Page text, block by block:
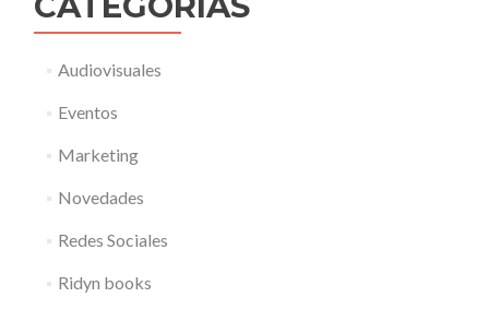
Audiovisuales
Eventos
Marketing
Novedades
Redes Sociales
Ridyn books